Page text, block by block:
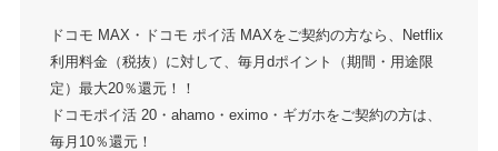
ドコモ MAX・ドコモ ポイ活 MAXをご契約の方なら、Netflix
利用料金（税抜）に対して、毎月dポイント（期間・用途限
定）最大20％還元！！
ドコモポイ活 20・ahamo・eximo・ギガホをご契約の方は、
毎月10％還元！